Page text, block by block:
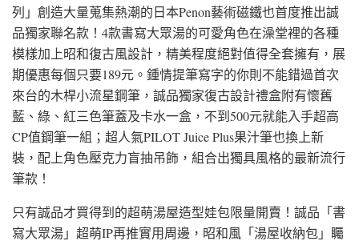
列」創造大量蒐集熱潮的日本Penon藝術磁鐵也首度推出誠
品獨家聯名款！4款書寫大眾湯的可愛角色在澡堂裡的各種
模樣加上昭和復古風設計，精美程度絕對值得全套擁有，展
期優惠每個只要189元。鍾情提筆寫字的你則不能錯過首次
來台的木桿小流星鋼筆，誠品獨家復古設計禮盒附有懷舊
藍、綠、紅三色筆蓋及卡水一盒，不到500元就能入手超高
CP值鋼筆一組；超人氣PILOT Juice Plus果汁筆也換上新
裝，配上角色壓克力盲抽吊飾，組合出獨具風格的最新流行
筆款！
只有誠品才買得到的超萌湯屋造型娃包限量開賣！誠品「書
寫大眾湯」超萌IP再推實用周邊，昭和風「湯屋收納包」矚